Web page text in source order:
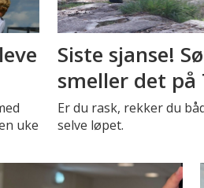
uke
Siste sjanse!
smeller det på
Er du rask, rekker du
selve løpet.